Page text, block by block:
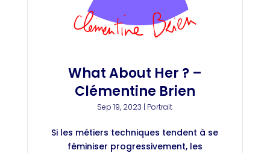
What About Her ? –
Clémentine Brien
Sep 19, 2023 | Portrait
Si les métiers techniques tendent à se
féminiser progressivement, les